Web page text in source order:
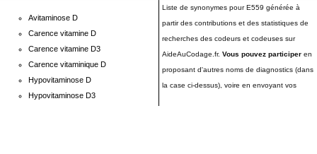
Avitaminose D
Carence vitamine D
Carence vitamine D3
Carence vitaminique D
Hypovitaminose D
Hypovitaminose D3
Liste de synonymes pour E559 générée à
partir des contributions et des statistiques de
recherches des codeurs et codeuses sur
AideAuCodage.fr. Vous pouvez participer en
proposant d'autres noms de diagnostics (dans
la case ci-dessus), voire en envoyant vos